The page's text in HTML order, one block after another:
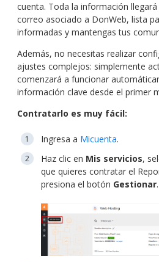
cuenta. Toda la información
correo asociado a DonWeb, lista
informadas y mantengas tus
Además, no necesitas realizar
ajustes complejos: simplemente
comenzará a funcionar
información clave desde el primer
Contratarlo es muy fácil:
Ingresa a Micuenta.
Haz clic en Mis servicios,
que quieres contratar el
presiona el botón Gestionar.